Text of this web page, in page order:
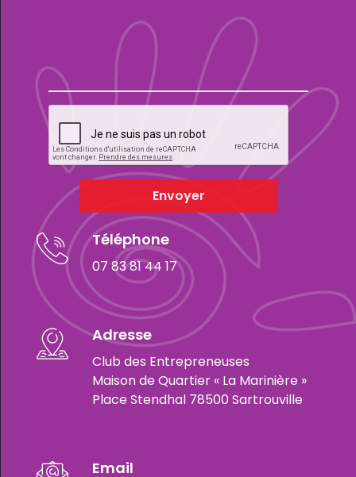
Envoyer
Téléphone
07 83 81 44 17
Adresse
Club des Entrepreneuses
Maison de Quartier « La Marinière »
Place Stendhal 78500 Sartrouville
Email